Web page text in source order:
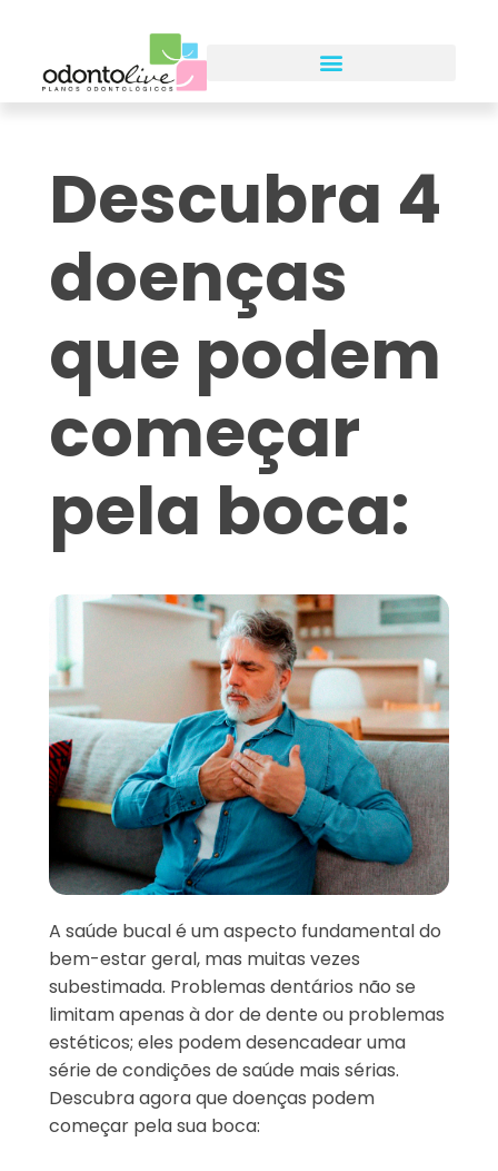
Descubra 4
doenças
que podem
começar
pela boca:
A saúde bucal é um aspecto fundamental do
bem-estar geral, mas muitas vezes
subestimada. Problemas dentários não se
limitam apenas à dor de dente ou problemas
estéticos; eles podem desencadear uma
série de condições de saúde mais sérias.
Descubra agora que doenças podem
começar pela sua boca: